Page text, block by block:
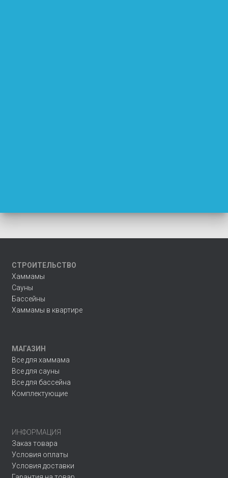
СТРОИТЕЛЬСТВО
Хаммамы
Сауны
Бассейны
Хаммамы в квартире
МАГАЗИН
Все для хаммама
Все для сауны
Все для бассейна
Комплектующие
ИНФОРМАЦИЯ
Заказ товара
Условия оплаты
Условия доставки